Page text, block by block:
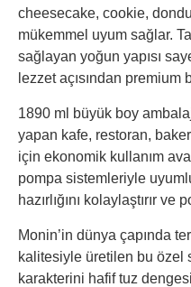
cheesecake, cookie,
mükemmel uyum sağlar.
sağlayan yoğun yapısı
lezzet açısından premium
1890 ml büyük boy
yapan kafe, restoran,
için ekonomik kullanım
pompa sistemleriyle
hazırlığını kolaylaştırır
Monin’in dünya çapında
kalitesiyle üretilen bu özel
karakterini hafif tuz